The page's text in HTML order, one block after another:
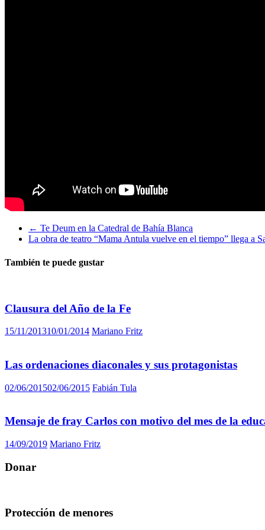
← Te Deum en la Catedral de Bahía Blanca
La obra de teatro “Mama Antula vuelve en el tiempo” llega a
También te puede gustar
Clausura del Año de la Fe
15/11/201310/01/2014 Mariano Fritz
Las ordenaciones diaconales y sus protagonistas
02/06/201502/06/2015 Fabián Tula
Mensaje de fray Carlos con motivo del mes de la
14/09/2019 Mariano Fritz
Donar
Protección de menores